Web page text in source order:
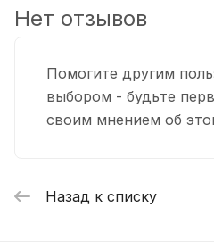
Помогите другим
выбором - будьте
своим мнением об
Нет отзывов
Назад к списку